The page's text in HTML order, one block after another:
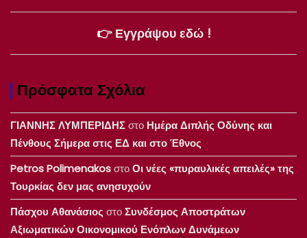
👉 Εγγράψου εδώ !
Πρόσφατα Σχόλια
ΓΙΑΝΝΗΣ ΛΥΜΠΕΡΙΔΗΣστο Ημέρα Διπλής Οδύνης και
Πένθους Σήμερα στις ΕΔ και στο Έθνος
Petros PolimenakosστοΟι νέες «πυραυλικές απειλές» της
Τουρκίας δεν μας ανησυχούν
Πάσχου Αθανάσιος στοΣυνδέσμος Αποστράτων
Αξιωματικών Οικονομικού Ενόπλων Δυνάμεων